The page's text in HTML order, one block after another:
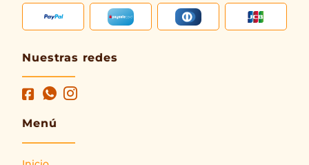
Nuestras redes
Menú